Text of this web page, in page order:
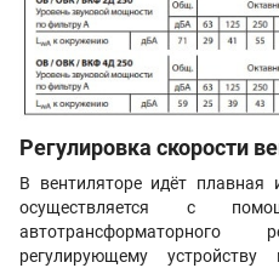
Регулировка скорости
В вентиляторе идёт плавная
осуществляется с
регулирующему